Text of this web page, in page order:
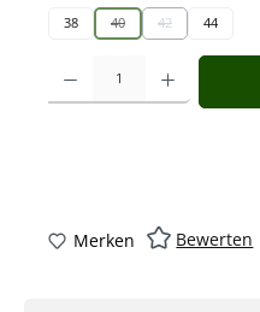
38 40
(Diese Option ist zurzeit
42
(Diese Option
44
Produkt Anzahl: Gib den
Merken Bewerten